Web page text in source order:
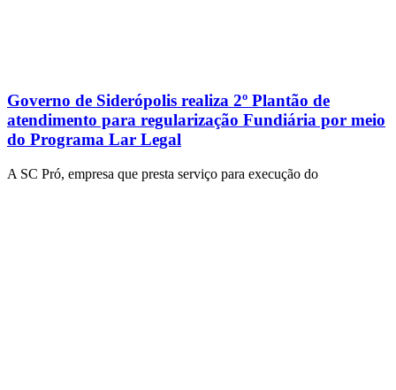
Governo de Siderópolis realiza 2º Plantão de
atendimento para regularização Fundiária por meio
do Programa Lar Legal
A SC Pró, empresa que presta serviço para execução do